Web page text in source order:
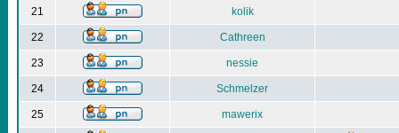
21 kolik
22 Cathreen
23 nessie
24 Schmelzer
25 mawerix